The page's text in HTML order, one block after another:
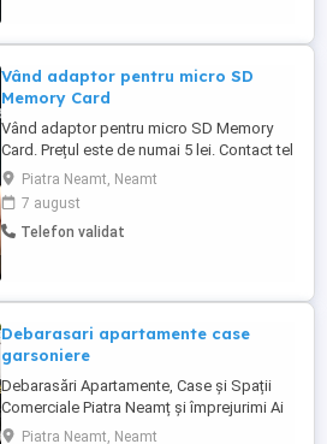
Vând adaptor pentru micro SD
Memory Card
Vând adaptor pentru micro SD Memory
Card. Prețul este de numai 5 lei. Contact tel
zero șapte cinci trei opt cinci șapte zero
nouă șase.
Piatra Neamt, Neamt
7 august
Telefon validat
Debarasari apartamente case
garsoniere
Debarasări Apartamente, Case și Spații
Comerciale Piatra Neamț și împrejurimi Ai
nevoie să eliberezi rapid un apartament, o
Piatra Neamt, Neamt